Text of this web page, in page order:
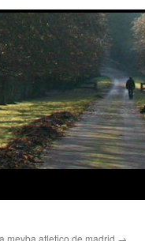
meyba atletico de madrid →